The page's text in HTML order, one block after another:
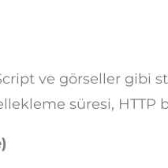
ve görseller gibi
süresi, HTTP